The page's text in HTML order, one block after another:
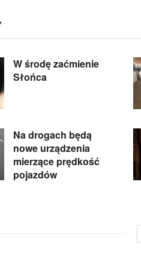
W środę zaćmienie
Słońca
Na drogach będą
nowe urządzenia
mierzące prędkość
pojazdów